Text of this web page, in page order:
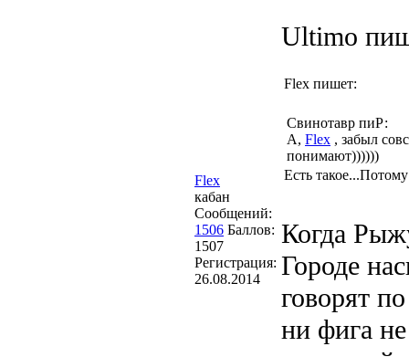
Flex
кабан
Сообщений:
1506 Баллов:
1507
Регистрация:
26.08.2014
Ultimo
Flex пишет:
Свинотавр пиР:
А, Flex , забыл
понимают))))))
Есть
Когда
Городе
говорят
ни фига